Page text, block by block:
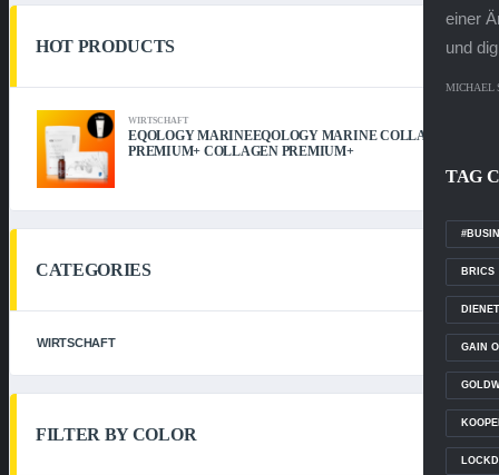
einer
und
MICHAEL
TAG
BRICS
GAIN
HOT PRODUCTS
WIRTSCHAFT
EQOLOGY MARINEEQOLOGY MARINE COLLAGEN
PREMIUM+ COLLAGEN PREMIUM+
CATEGORIES
WIRTSCHAFT
FILTER BY COLOR